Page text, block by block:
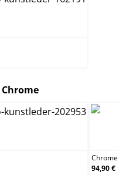
Chromeselect
Chrome
94,90 €